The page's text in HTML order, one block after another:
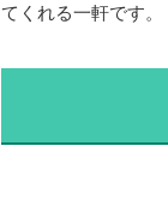
てくれる一軒です。